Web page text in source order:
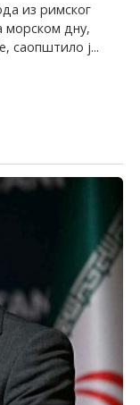
из римског
морском дну,
саопштило ј...